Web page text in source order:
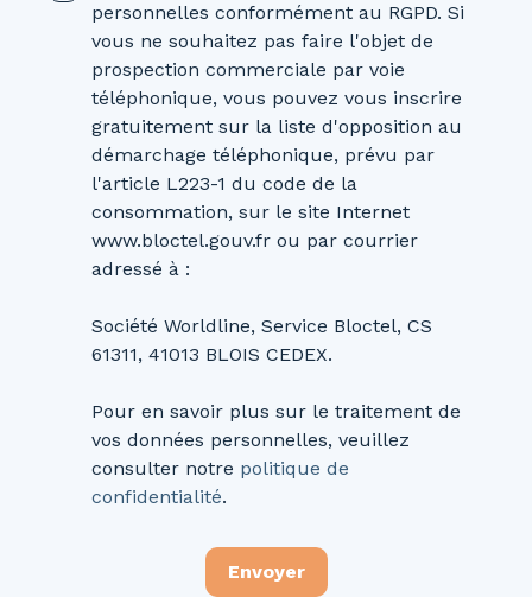
personnelles conformément au RGPD. Si
vous ne souhaitez pas faire l'objet de
prospection commerciale par voie
téléphonique, vous pouvez vous inscrire
gratuitement sur la liste d'opposition au
démarchage téléphonique, prévu par
l'article L223-1 du code de la
consommation, sur le site Internet
www.bloctel.gouv.fr ou par courrier
adressé à :
Société Worldline, Service Bloctel, CS
61311, 41013 BLOIS CEDEX.
Pour en savoir plus sur le traitement de
vos données personnelles, veuillez
consulter notre politique de
confidentialité.
Envoyer